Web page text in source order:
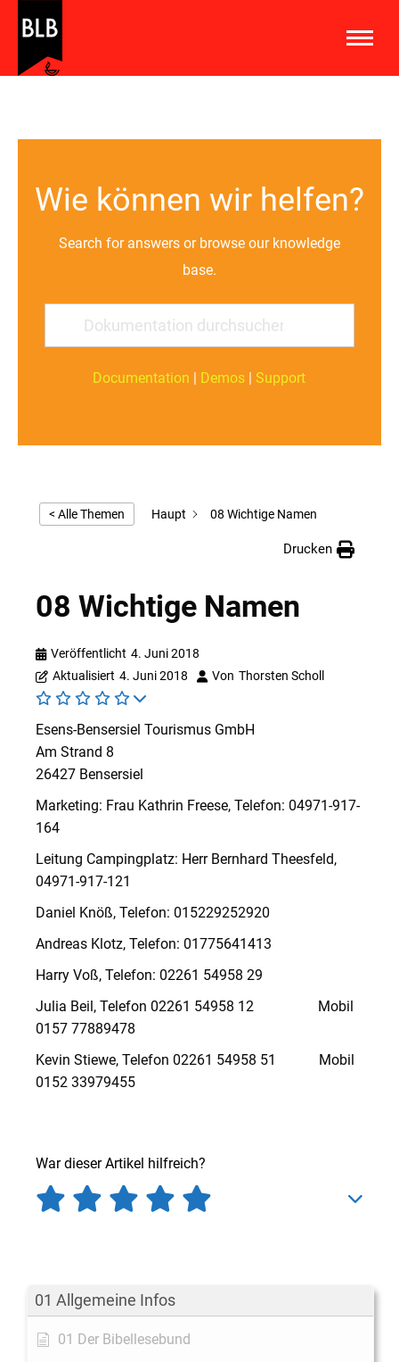
Wie können wir helfen?
Search for answers or browse our knowledge
base.
Documentation | Demos | Support
01 Allgemeine Infos
01 Der Bibellesebund
< Alle Themen Haupt 08 Wichtige Namen
Drucken
08 Wichtige Namen
Veröffentlicht 4. Juni 2018
Aktualisiert 4. Juni 2018 Von Thorsten Scholl
Esens-Bensersiel Tourismus GmbH
Am Strand 8
26427 Bensersiel
Marketing: Frau Kathrin Freese, Telefon: 04971-917-
164
Leitung Campingplatz: Herr Bernhard Theesfeld,
04971-917-121
Daniel Knöß, Telefon: 015229252920
Andreas Klotz, Telefon: 01775641413
Harry Voß, Telefon: 02261 54958 29
Julia Beil, Telefon 02261 54958 12 Mobil
0157 77889478
Kevin Stiewe, Telefon 02261 54958 51 Mobil
0152 33979455
War dieser Artikel hilfreich?